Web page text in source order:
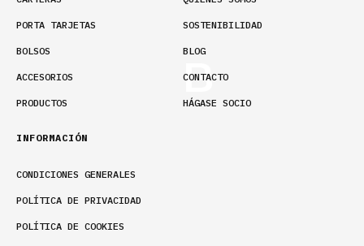
PORTA TARJETAS
BOLSOS
ACCESORIOS
PRODUCTOS
SOSTENIBILIDAD
BLOG
CONTACTO
HÁGASE SOCIO
INFORMACIÓN
CONDICIONES GENERALES
POLÍTICA DE PRIVACIDAD
POLÍTICA DE COOKIES